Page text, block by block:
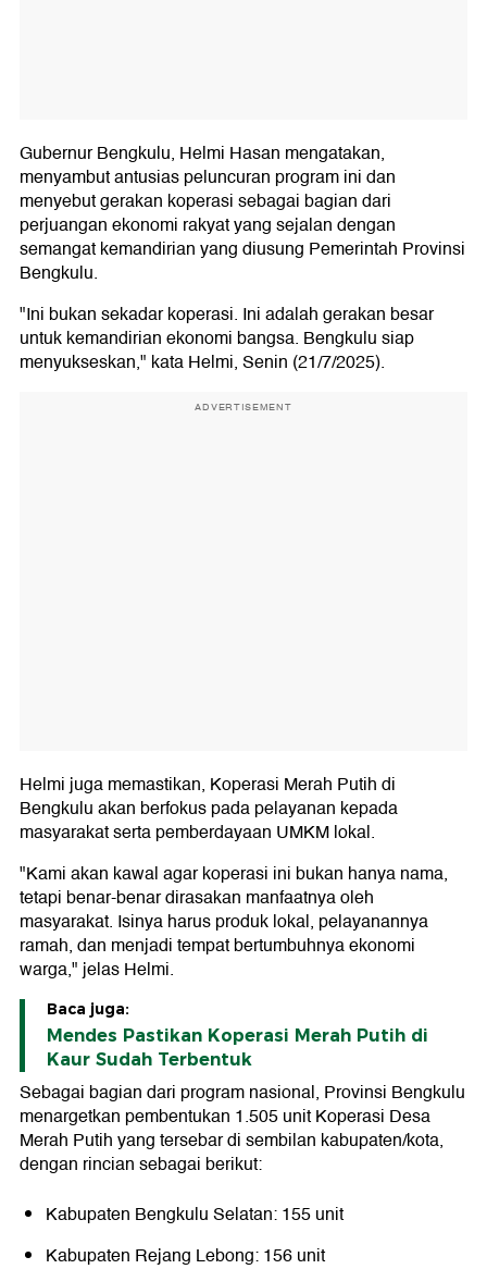
Gubernur Bengkulu, Helmi Hasan mengatakan,
menyambut antusias peluncuran program ini dan
menyebut gerakan koperasi sebagai bagian dari
perjuangan ekonomi rakyat yang sejalan dengan
semangat kemandirian yang diusung Pemerintah Provinsi
Bengkulu.
"Ini bukan sekadar koperasi. Ini adalah gerakan besar
untuk kemandirian ekonomi bangsa. Bengkulu siap
menyukseskan," kata Helmi, Senin (21/7/2025).
ADVERTISEMENT
Helmi juga memastikan, Koperasi Merah Putih di
Bengkulu akan berfokus pada pelayanan kepada
masyarakat serta pemberdayaan UMKM lokal.
"Kami akan kawal agar koperasi ini bukan hanya nama,
tetapi benar-benar dirasakan manfaatnya oleh
masyarakat. Isinya harus produk lokal, pelayanannya
ramah, dan menjadi tempat bertumbuhnya ekonomi
warga," jelas Helmi.
Baca juga:
Mendes Pastikan Koperasi Merah Putih di
Kaur Sudah Terbentuk
Sebagai bagian dari program nasional, Provinsi Bengkulu
menargetkan pembentukan 1.505 unit Koperasi Desa
Merah Putih yang tersebar di sembilan kabupaten/kota,
dengan rincian sebagai berikut:
Kabupaten Bengkulu Selatan: 155 unit
Kabupaten Rejang Lebong: 156 unit